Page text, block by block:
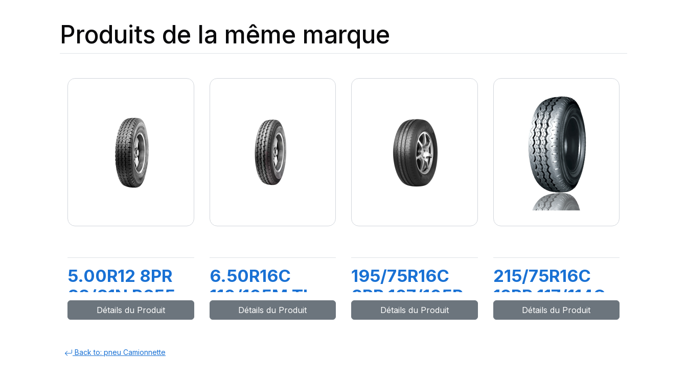
Produits de la même marque
5.00R12 8PR
83/81N R655
Détails du Produit
6.50R16C
110/105M TL
LMC4Détails du Produit
195/75R16C
8PR 107/105R
R666Détails du Produit
215/75R16C
12PR 117/114Q
R666Détails du Produit
Back to: pneu Camionnette